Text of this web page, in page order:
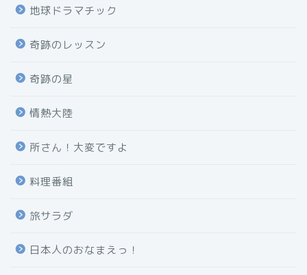
地球ドラマチック
奇跡のレッスン
奇跡の星
情熱大陸
所さん！大変ですよ
料理番組
旅サラダ
日本人のおなまえっ！